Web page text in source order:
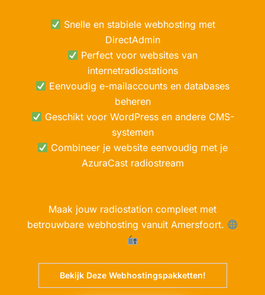
Snelle en stabiele webhosting met
DirectAdmin
Perfect voor websites van
internetradiostations
Eenvoudig e-mailaccounts en databases
beheren
Geschikt voor WordPress en andere CMS-
systemen
Combineer je website eenvoudig met je
AzuraCast radiostream
Maak jouw radiostation compleet met
betrouwbare webhosting vanuit Amersfoort.
Bekijk Deze Webhostingspakketten!